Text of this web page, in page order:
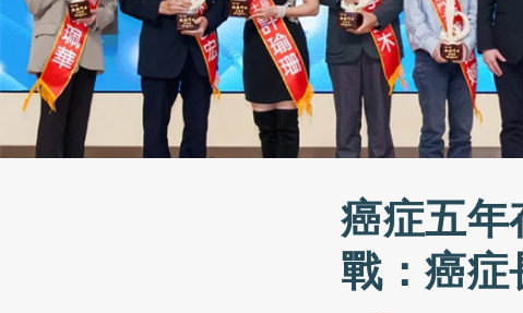
癌症五
戰：癌